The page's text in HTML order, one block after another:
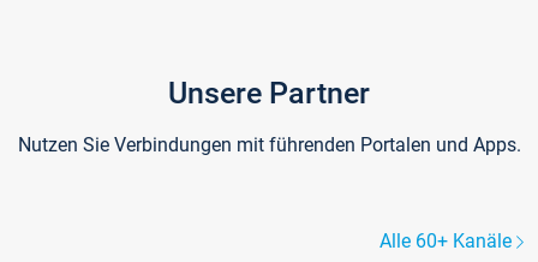
Unsere Partner
Nutzen Sie Verbindungen mit führenden Portalen und Apps.
Alle 60+ Kanäle